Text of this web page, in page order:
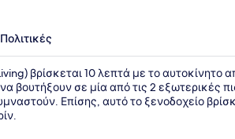
Πολιτικές
βρίσκεται 10 λεπτά με το
βουτήξουν σε μία από τις 2 εξωτερικές
Επίσης, αυτό το ξενοδοχείο